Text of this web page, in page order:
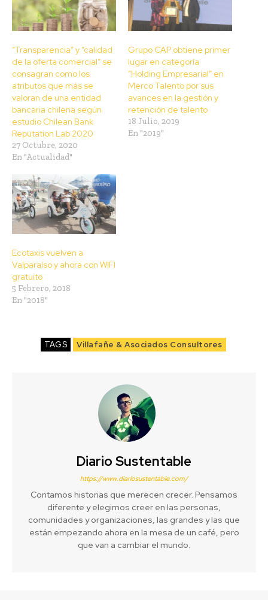
“Transparencia” y “calidad
de la oferta comercial” se
consagran como los
atributos que más se
valoran de una entidad
bancaria chilena según
estudio Chilean Bank
Reputation Lab 2020
27 Octubre, 2020
En "Actualidad"
Grupo CAP obtiene primer
lugar en categoría
“Holding Empresarial” en
Merco Talento por sus
avances en la gestión y
retención de talento
18 Julio, 2019
En "2019"
Ecotaxis vuelven a
Valparaíso y ahora con WIFI
gratuito
5 Febrero, 2018
En "2018"
TAGS Villafañe & Asociados Consultores
Diario Sustentable
https://www.diariosustentable.com/
Contamos historias que merecen crecer. Pensamos
diferente y elegimos creer en las personas,
comunidades y organizaciones, las grandes y las que
están empezando ahora en la mesa de un café, pero
que van a cambiar el mundo.